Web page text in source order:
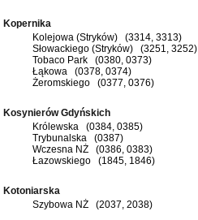
Kopernika
Kolejowa (Stryków) (3314, 3313)
Słowackiego (Stryków) (3251, 3252)
Tobaco Park (0380, 0373)
Łąkowa (0378, 0374)
Żeromskiego (0377, 0376)
Kosynierów Gdyńskich
Królewska (0384, 0385)
Trybunalska (0387)
Wczesna NŻ (0386, 0383)
Łazowskiego (1845, 1846)
Kotoniarska
Szybowa NŻ (2037, 2038)